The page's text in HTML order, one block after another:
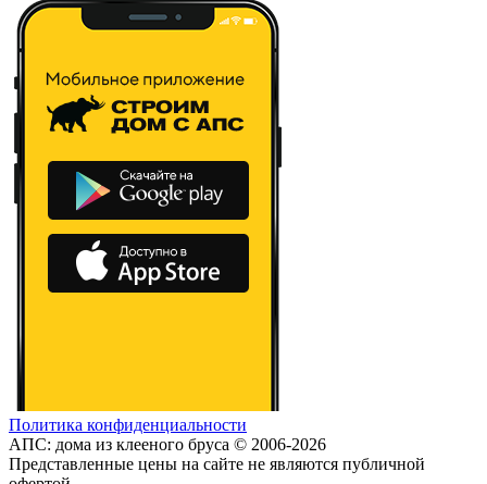
Политика конфиденциальности
АПС: дома из клееного бруса © 2006-2026
Представленные цены на сайте не являются публичной